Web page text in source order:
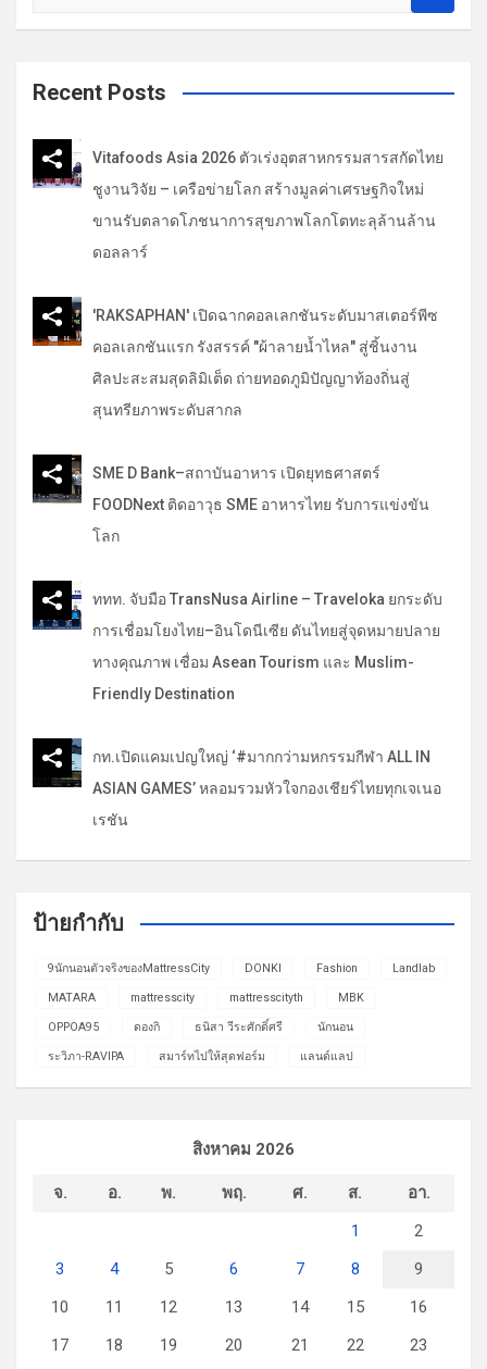
งa
c
Recent Posts
Vitafoods Asia 2026 ตัวเร่งอุตสาหกรรมสารสกัดไทย
ชูงานวิจัย – เครือข่ายโลก สร้างมูลค่าเศรษฐกิจใหม่
ขานรับตลาดโภชนาการสุขภาพโลกโตทะลุล้านล้าน
ดอลลาร์
'RAKSAPHAN' เปิดฉากคอลเลกชันระดับมาสเตอร์พีซ
คอลเลกชันแรก รังสรรค์ "ผ้าลายน้ำไหล" สู่ชิ้นงาน
ศิลปะสะสมสุดลิมิเต็ด ถ่ายทอดภูมิปัญญาท้องถิ่นสู่
สุนทรียภาพระดับสากล
SME D Bank–สถาบันอาหาร เปิดยุทธศาสตร์
FOODNext ติดอาวุธ SME อาหารไทย รับการแข่งขัน
โลก
ททท. จับมือ TransNusa Airline – Traveloka ยกระดับ
การเชื่อมโยงไทย–อินโดนีเซีย ดันไทยสู่จุดหมายปลาย
ทางคุณภาพ เชื่อม Asean Tourism และ Muslim-
Friendly Destination
กท.เปิดแคมเปญใหญ่ ‘#มากกว่ามหกรรมกีฬา ALL IN
ASIAN GAMES’ หลอมรวมหัวใจกองเชียร์ไทยทุกเจเนอ
เรชัน
ป้ายกำกับ
9นักนอนตัวจริงของMattressCity DONKI Fashion Landlab
MATARA mattresscity mattresscityth MBK
OPPOA95 ดองกิ ธนิสา วีระศักดิ์ศรี นักนอน
ระวิภา-RAVIPA สมาร์ทไปให้สุดฟอร์ม แลนด์แลป
สิงหาคม 2026
จ. อ. พ. พฤ. ศ. ส.
อา.
1
2
3
4 5 6 7 8
9
10
11 12 13 14 15
16
17
18 19 20 21 22
23